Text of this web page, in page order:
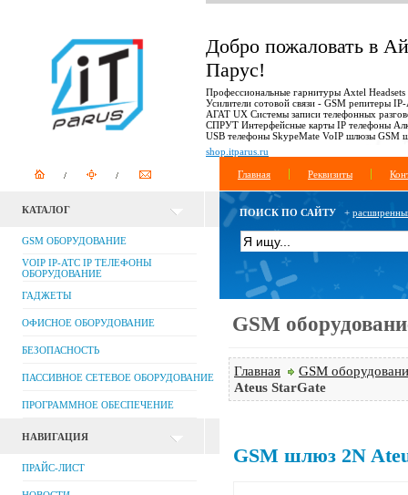
Добро пожаловать в
Парус!
Профессиональные гарнитуры Axtel Headsets
Усилители сотовой связи - GSM репитеры
АГАТ UX Системы записи телефонных
СПРУТ Интерфейсные карты IP телефоны
USB телефоны SkypeMate VoIP шлюзы GSM
shop.itparus.ru
Главная Реквизиты
КАТАЛОГ
GSM ОБОРУДОВАНИЕ
VOIP IP-АТС IP ТЕЛЕФОНЫ
ОБОРУДОВАНИЕ
ГАДЖЕТЫ
ОФИСНОЕ ОБОРУДОВАНИЕ
БЕЗОПАСНОСТЬ
ПАССИВНОЕ СЕТЕВОЕ ОБОРУДОВАНИЕ
ПРОГРАММНОЕ ОБЕСПЕЧЕНИЕ
НАВИГАЦИЯ
ПРАЙС-ЛИСТ
ПОИСК ПО САЙТУ +
GSM
Главная
GSM
Ateus StarGate
GSM шлюз 2N